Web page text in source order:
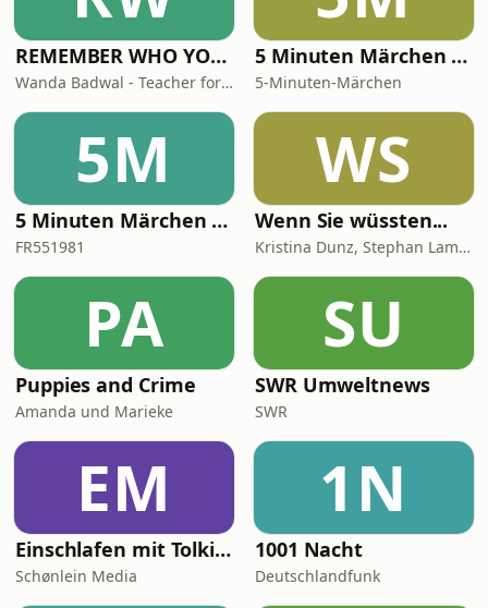
REMEMBER WHO YOU ARE - Wanda Badwal
Wanda Badwal - Teacher for Yoga & Meditation, Author, Speaker
5 Minuten Märchen - Frederik der kleine Fuchs - kurze Hörspiele für kleine Abenteurer
5-Minuten-Märchen
5M
5 Minuten Märchen - Josephine die kleine Maus - kurze Hörspiele für kleine Abenteurer
FR551981
WS
Wenn Sie wüssten...
Kristina Dunz, Stephan Lamby und Eva Quadbeck
PA
Puppies and Crime
Amanda und Marieke
SU
SWR Umweltnews
SWR
EM
Einschlafen mit Tolkien
Schønlein Media
1N
1001 Nacht
Deutschlandfunk